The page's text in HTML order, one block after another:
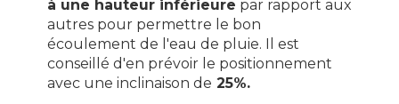
à une hauteur inférieure par rapport aux
autres pour permettre le bon
écoulement de l'eau de pluie. Il est
conseillé d'en prévoir le positionnement
avec une inclinaison de 25%.